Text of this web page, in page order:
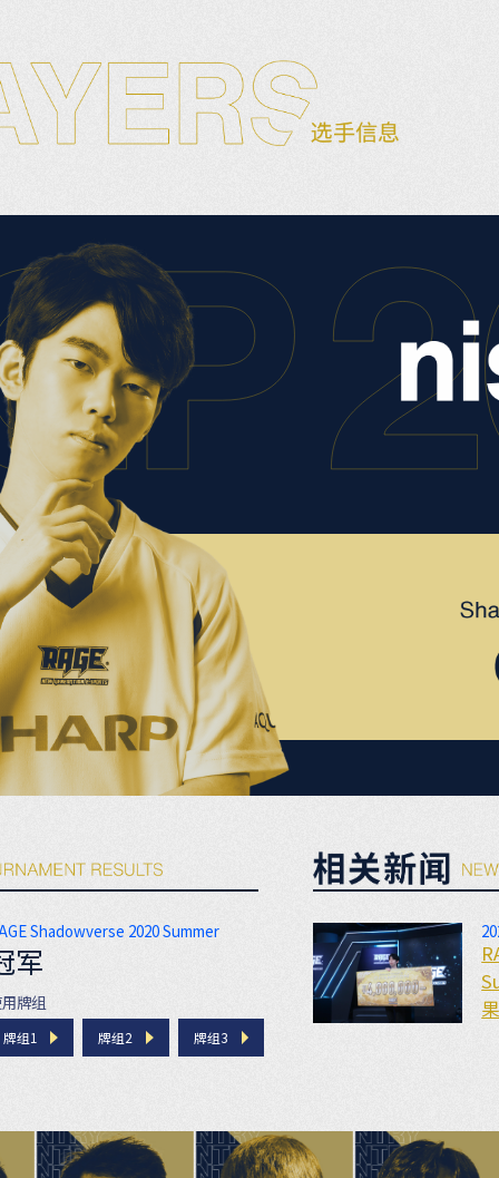
Shadowverse 2020 Summer
军
牌组
牌组1 牌组2 牌组3